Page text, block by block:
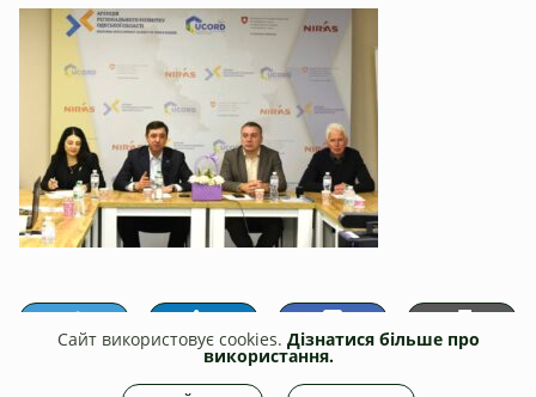
Сайт використовує cookies. Дізнатися більше про
використання.